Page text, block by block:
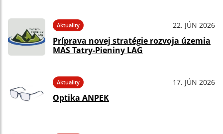
Aktuality 22. JÚN 2026
Príprava novej stratégie rozvoja územia
MAS Tatry-Pieniny LAG
Aktuality 17. JÚN 2026
Optika ANPEK